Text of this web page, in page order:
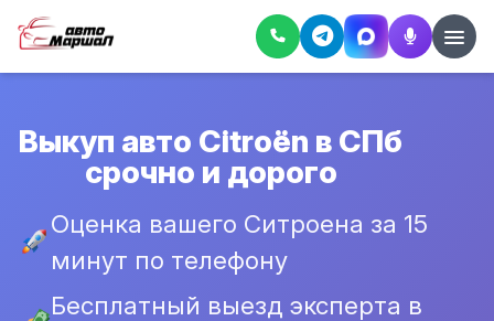
Выкуп авто Citroën в СПб
срочно и дорого
Оценка вашего Ситроена за 15
минут по телефону
Бесплатный выезд эксперта в